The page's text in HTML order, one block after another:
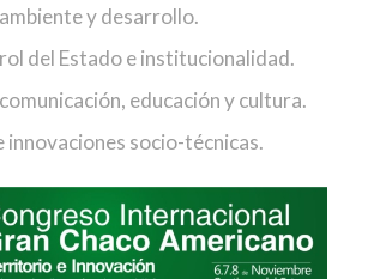
y desarrollo.
del Estado e institucionalidad.
educación y cultura.
socio-técnicas.